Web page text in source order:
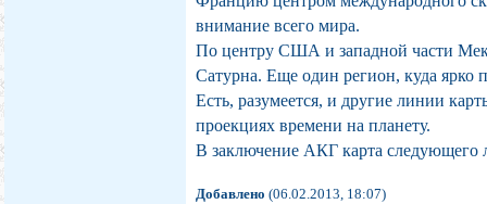
внимание всего мира.
По центру США и западной части
Сатурна. Еще один регион, куда ярко
Есть, разумеется, и другие линии
проекциях времени на планету.
В заключение АКГ карта следующего
Добавлено (06.02.2013, 18:07)